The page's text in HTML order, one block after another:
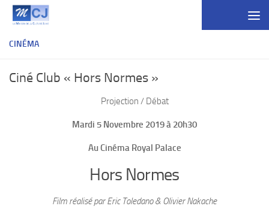
Skip to content
CINÉMA
Ciné Club « Hors Normes »
Projection / Débat
Mardi 5 Novembre 2019 à 20h30
Au Cinéma Royal Palace
Hors Normes
Film réalisé par Eric Toledano & Olivier Nakache